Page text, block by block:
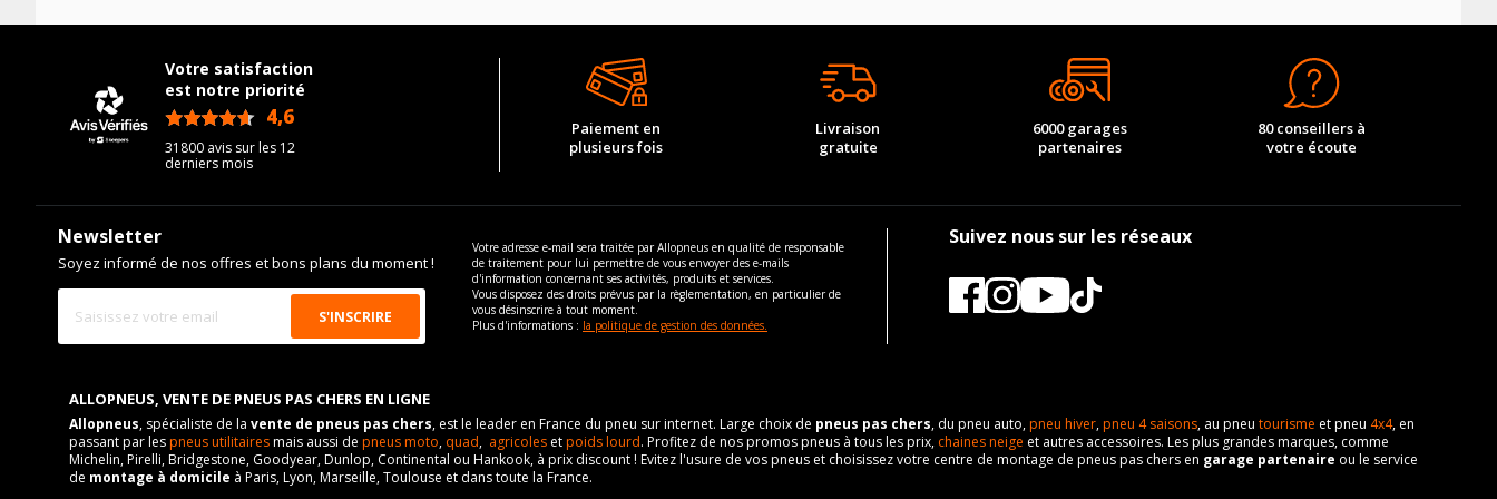
Votre satisfaction
est notre priorité
4,6
31800 avis sur les 12
derniers mois
Paiement en
plusieurs fois
Livraison
gratuite
6000 garages
partenaires
80 conseillers à
votre écoute
Newsletter
Soyez informé de nos offres et bons plans du moment !
Votre adresse e-mail sera traitée par Allopneus en qualité de responsable
de traitement pour lui permettre de vous envoyer des e-mails
d'information concernant ses activités, produits et services.
Vous disposez des droits prévus par la règlementation, en particulier de
vous désinscrire à tout moment.
Plus d'informations : la politique de gestion des données.
Suivez nous sur les réseaux
ALLOPNEUS, VENTE DE PNEUS PAS CHERS EN LIGNE
Allopneus, spécialiste de la vente de pneus pas chers, est le leader en France du pneu sur internet. Large choix de pneus pas chers, du pneu auto,pneu hiver,pneu 4 saisons, au pneu tourisme et pneu 4x4, en
passant par lespneus utilitairesmais aussi de pneus moto, quad, agricoles etpoids lourd. Profitez de nos promos pneus à tous les prix, chaines neige et autres accessoires. Les plus grandes marques, comme
Michelin, Pirelli, Bridgestone, Goodyear, Dunlop, Continental ou Hankook, à prix discount ! Evitez l'usure de vos pneus et choisissez votre centre de montage de pneus pas chers en garage partenaire ou le service
de montage à domicile à Paris, Lyon, Marseille, Toulouse et dans toute la France.